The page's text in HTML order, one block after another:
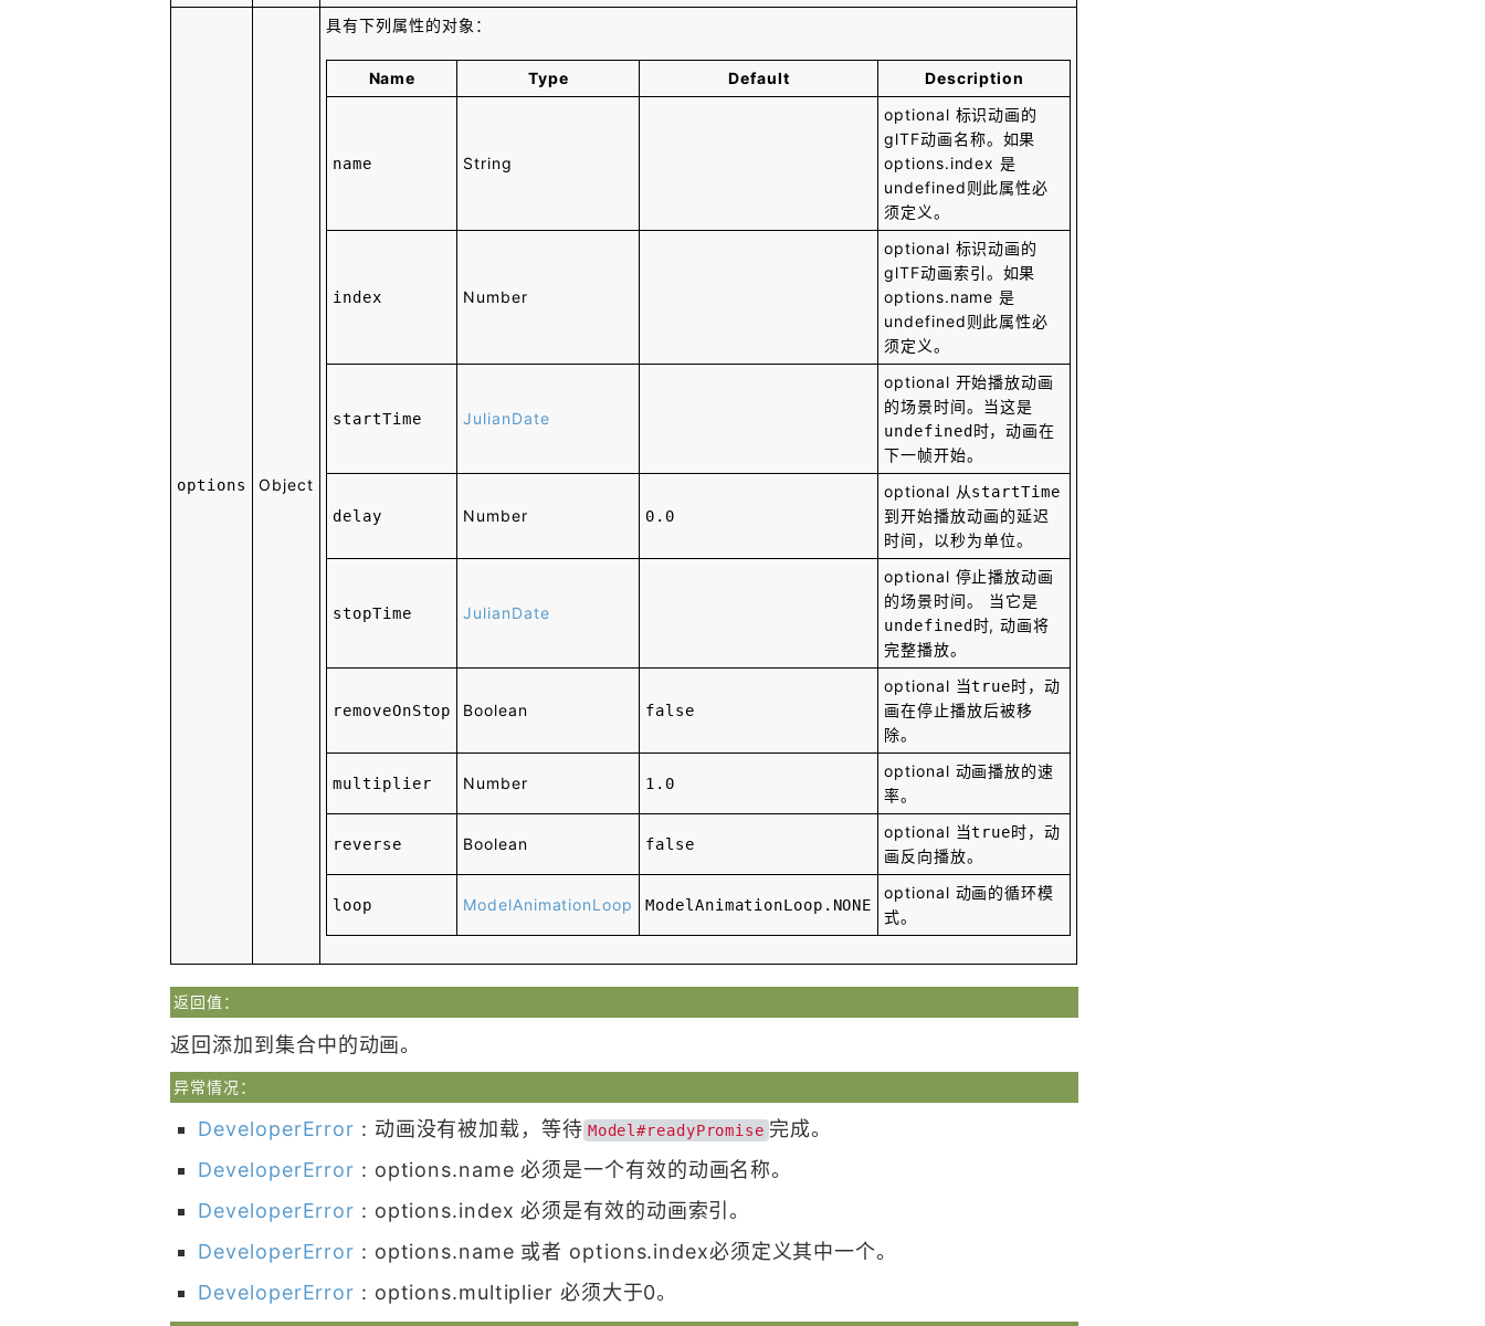
options Object
具有下列属性的对象：
Name Type Default Description
name String
optional 标识动画的
glTF动画名称。如果
options.index 是
undefined则此属性必
须定义。
index Number
optional 标识动画的
glTF动画索引。如果
options.name 是
undefined则此属性必
须定义。
startTime JulianDate
optional 开始播放动画
的场景时间。当这是
undefined 时，动画在
下一帧开始。
delay Number 0.0
optional 从startTime
到开始播放动画的延迟
时间，以秒为单位。
stopTime JulianDate
optional 停止播放动画
的场景时间。 当它是
undefined 时, 动画将
完整播放。
removeOnStop Boolean false
optional 当true时，动
画在停止播放后被移
除。
multiplier Number 1.0
optional 动画播放的速
率。
reverse Boolean false
optional 当true时，动
画反向播放。
loop ModelAnimationLoop ModelAnimationLoop.NONE
optional 动画的循环模
式。
返回值：
返回添加到集合中的动画。
异常情况：
DeveloperError : 动画没有被加载，等待 Model#readyPromise 完成。
DeveloperError : options.name 必须是一个有效的动画名称。
DeveloperError : options.index 必须是有效的动画索引。
DeveloperError : options.name 或者 options.index必须定义其中一个。
DeveloperError : options.multiplier 必须大于0。